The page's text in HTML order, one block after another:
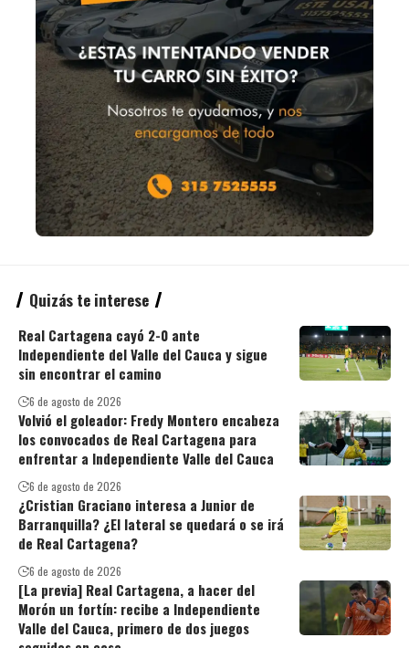
Quizás te interese
Real Cartagena cayó 2-0 ante
Independiente del Valle del Cauca y sigue
sin encontrar el camino
6 de agosto de 2026
Volvió el goleador: Fredy Montero encabeza
los convocados de Real Cartagena para
enfrentar a Independiente Valle del Cauca
6 de agosto de 2026
¿Cristian Graciano interesa a Junior de
Barranquilla? ¿El lateral se quedará o se irá
de Real Cartagena?
6 de agosto de 2026
[La previa] Real Cartagena, a hacer del
Morón un fortín: recibe a Independiente
Valle del Cauca, primero de dos juegos